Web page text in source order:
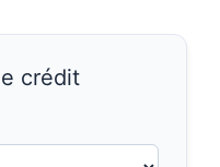
crédit